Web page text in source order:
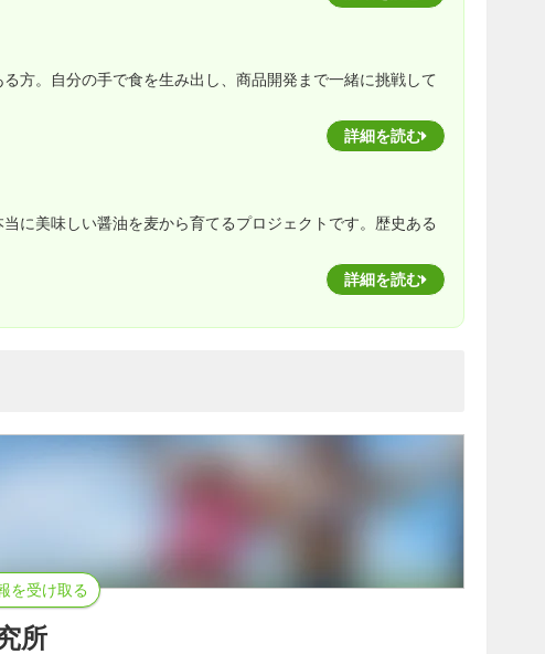
方。自分の手で食を生み出し、商品開発まで一緒に挑戦して
詳細を読む
に美味しい醤油を麦から育てるプロジェクトです。歴史ある
詳細を読む
を受け取る
所